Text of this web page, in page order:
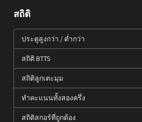
สถิติ
ประตูสูงกว่า / ต่ำกว่า
สถิติ BTTS
สถิติลูกเตะมุม
ทำคะแนนทั้งสองครึ่ง
สถิติสกอร์ที่ถูกต้อง